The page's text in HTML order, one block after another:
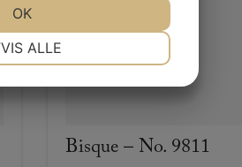
Bisque – No. 9811
ALLE
OK